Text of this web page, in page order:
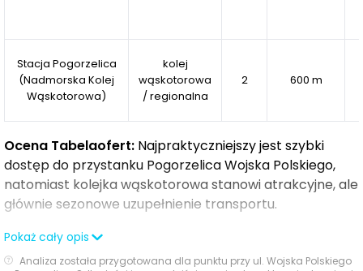
najpiękniejszych nadbałtyckich miejscowości.
Stacja Pogorzelica
(Nadmorska Kolej
Wąskotorowa)
kolej
wąskotorowa
/ regionalna
2 600 m
Ocena Tabelaofert: Najpraktyczniejszy jest szybki
dostęp do przystanku Pogorzelica Wojska Polskiego,
natomiast kolejka wąskotorowa stanowi atrakcyjne, ale
głównie sezonowe uzupełnienie transportu.
Ważne miejsca w okolicy: edukacja, sport,
zakupy i rozrywka
Pokaż cały opis
Analiza została przygotowana dla punktu przy ul. Wojska Polskiego